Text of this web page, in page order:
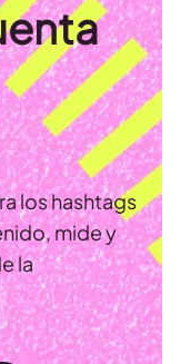
los hashtags
mide y
la